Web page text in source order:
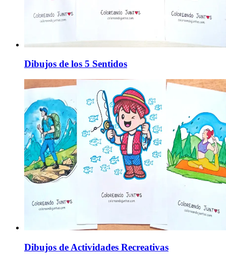
Dibujos de los 5 Sentidos
Dibujos de Actividades Recreativas